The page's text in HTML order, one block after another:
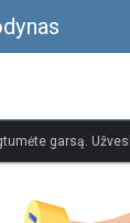
garsą.